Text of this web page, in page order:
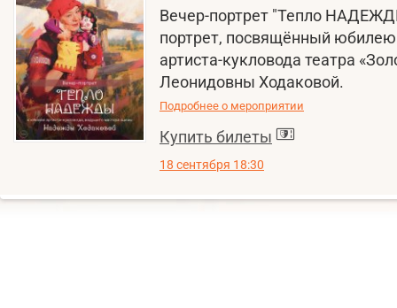
Вечер-портрет "Тепло
портрет, посвящённый
артиста-кукловода театра
Леонидовны Ходаковой.
Подробнее о мероприятии
Купить билеты
18 сентября 18:30